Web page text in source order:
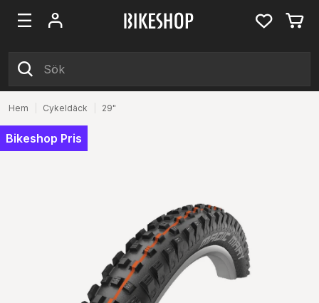
Hem Cykeldäck 29"
Bikeshop Pris